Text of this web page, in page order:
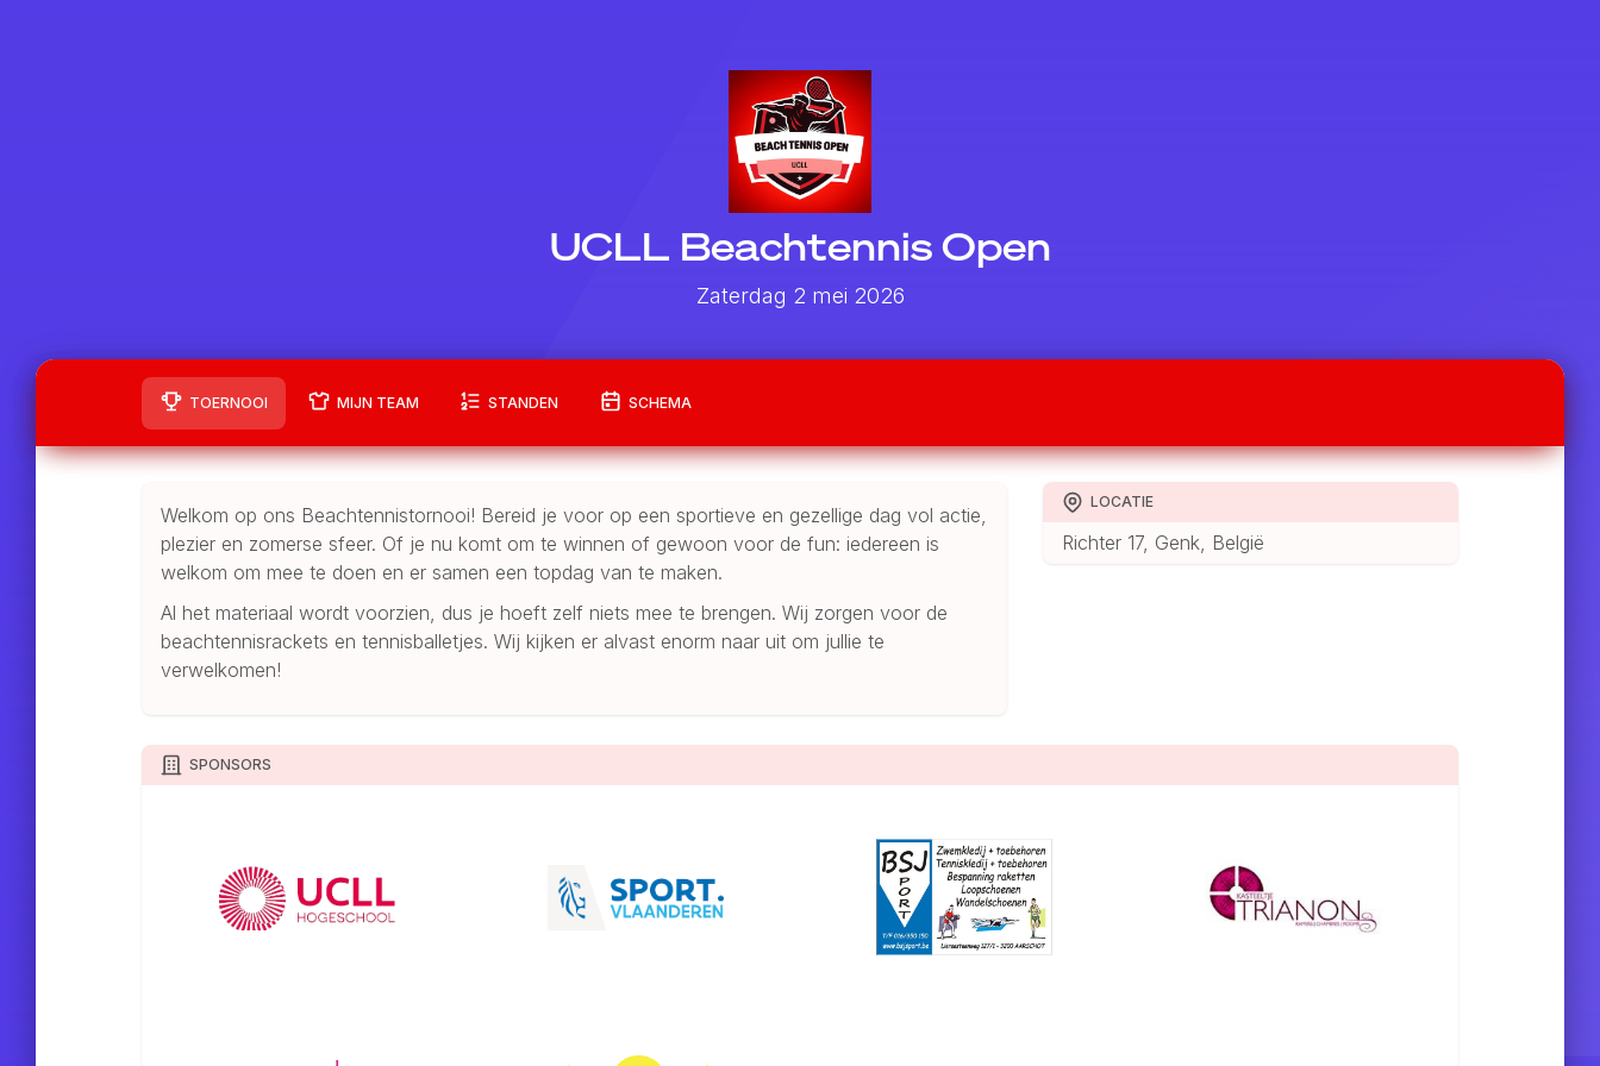
UCLL Beachtennis Open
Zaterdag 2 mei 2026
TOERNOOI MIJN TEAM STANDEN SCHEMA
Welkom op ons Beachtennistornooi! Bereid je voor op een sportieve en gezellige dag vol actie,
plezier en zomerse sfeer. Of je nu komt om te winnen of gewoon voor de fun: iedereen is
welkom om mee te doen en er samen een topdag van te maken.
Al het materiaal wordt voorzien, dus je hoeft zelf niets mee te brengen. Wij zorgen voor de
beachtennisrackets en tennisballetjes. Wij kijken er alvast enorm naar uit om jullie te
verwelkomen!
LOCATIE
Richter 17, Genk, België
SPONSORS